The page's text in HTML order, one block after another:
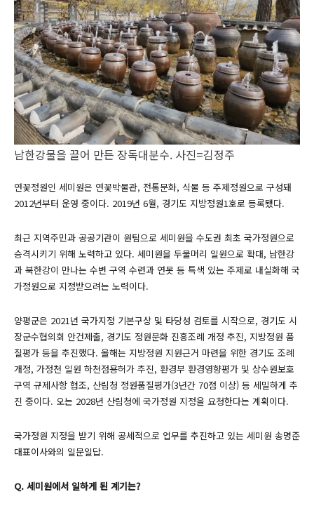
남한강물을 끌어 만든 장독대분수. 사진=김정주
연꽃정원인 세미원은 연꽃박물관, 전통문화, 식물 등 주제정원으로 구성돼
2012년부터 운영 중이다. 2019년 6월, 경기도 지방정원1호로 등록됐다.
최근 지역주민과 공공기관이 원팀으로 세미원을 수도권 최초 국가정원으로
승격시키기 위해 노력하고 있다. 세미원을 두물머리 일원으로 확대, 남한강
과 북한강이 만나는 수변 구역 수련과 연못 등 특색 있는 주제로 내실화해 국
가정원으로 지정받으려는 노력이다.
양평군은 2021년 국가지정 기본구상 및 타당성 검토를 시작으로, 경기도 시
장군수협의회 안건제출, 경기도 정원문화 진흥조례 개정 추진, 지방정원 품
질평가 등을 추진했다. 올해는 지방정원 지원근거 마련을 위한 경기도 조례
개정, 가정천 일원 하천점용허가 추진, 환경부 환경영향평가 및 상수원보호
구역 규제사항 협조, 산림청 정원품질평가(3년간 70점 이상) 등 세밀하게 추
진 중이다. 오는 2028년 산림청에 국가정원 지정을 요청한다는 계획이다.
국가정원 지정을 받기 위해 공세적으로 업무를 추진하고 있는 세미원 송명준
대표이사와의 일문일답.
Q. 세미원에서 일하게 된 계기는?